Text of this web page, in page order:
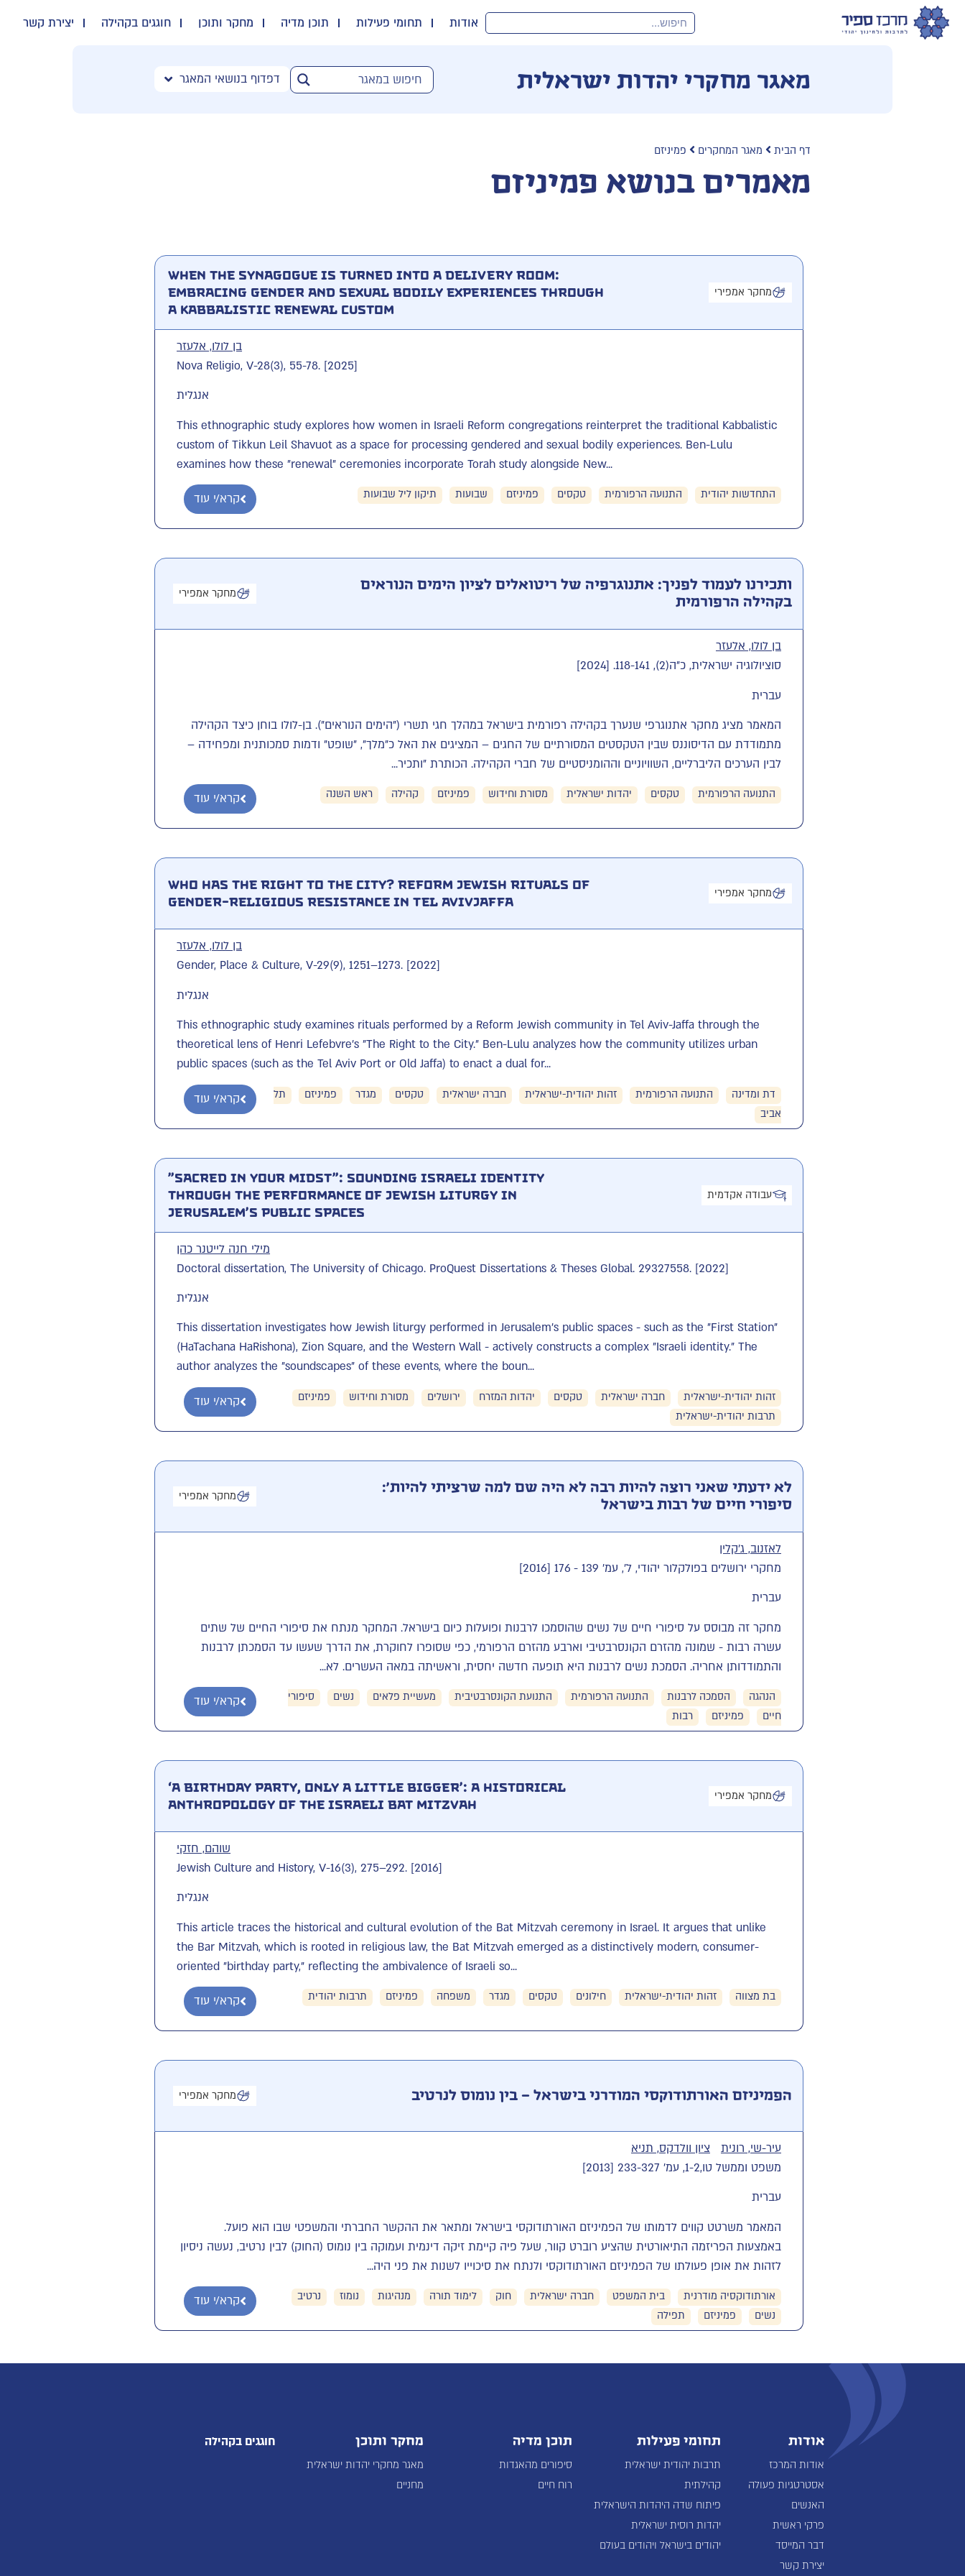
אודות תחומי פעילות תוכן מדיה מחקר ותוכן חוגגים בקהילה יצירת קשר
מאגר מחקרי יהדות ישראלית דפדוף בנושאי המאגר
דף הבית מאגר המחקרים פמיניזם
מאמרים בנושא פמיניזם
When the Synagogue Is Turned into a Delivery Room:
Embracing Gender and Sexual Bodily Experiences through
a Kabbalistic Renewal Custom
מחקר אמפירי
בן לולו, אלעזר
Nova Religio, V-28(3), 55-78. [2025]
אנגלית
This ethnographic study explores how women in Israeli Reform congregations reinterpret the traditional Kabbalistic
custom of Tikkun Leil Shavuot as a space for processing gendered and sexual bodily experiences. Ben-Lulu
examines how these "renewal" ceremonies incorporate Torah study alongside New...
התחדשות יהודית התנועה הרפורמית טקסים פמיניזם שבועות תיקון ליל שבועות קרא/י עוד
ותכירנו לעמוד לפניך: אתנוגרפיה של ריטואלים לציון הימים הנוראים
בקהילה הרפורמית
מחקר אמפירי
בן לולו, אלעזר
סוציולוגיה ישראלית, כ"ה(2), 118-141. [2024]
עברית
המאמר מציג מחקר אתנוגרפי שנערך בקהילה רפורמית בישראל במהלך חגי תשרי ("הימים הנוראים"). בן-לולו בוחן כיצד הקהילה
מתמודדת עם הדיסוננס שבין הטקסטים המסורתיים של החגים – המציגים את האל כ"מלך", "שופט" ודמות סמכותנית ומפחידה –
לבין הערכים הליברליים, השוויוניים וההומניסטיים של חברי הקהילה. הכותרת "ותכיר...
התנועה הרפורמית טקסים יהדות ישראלית מסורת וחידוש פמיניזם קהילה ראש השנה קרא/י עוד
Who has the right to the city? Reform Jewish rituals of
gender-religious resistance in Tel AvivJaffa
מחקר אמפירי
בן לולו, אלעזר
Gender, Place & Culture, V-29(9), 1251–1273. [2022]
אנגלית
This ethnographic study examines rituals performed by a Reform Jewish community in Tel Aviv-Jaffa through the
theoretical lens of Henri Lefebvre’s "The Right to the City." Ben-Lulu analyzes how the community utilizes urban
public spaces (such as the Tel Aviv Port or Old Jaffa) to enact a dual for...
דת ומדינה התנועה הרפורמית זהות יהודית-ישראלית חברה ישראלית טקסים מגדר פמיניזם
תל
אביב
קרא/י עוד
"Sacred in Your Midst": Sounding Israeli Identity
through the Performance of Jewish Liturgy in
Jerusalem's Public Spaces
עבודה אקדמית
מילי חנה לייטנר כהן
Doctoral dissertation, The University of Chicago. ProQuest Dissertations & Theses Global. 29327558. [2022]
אנגלית
This dissertation investigates how Jewish liturgy performed in Jerusalem's public spaces - such as the "First Station"
(HaTachana HaRishona), Zion Square, and the Western Wall - actively constructs a complex "Israeli identity." The
author analyzes the "soundscapes" of these events, where the boun...
זהות יהודית-ישראלית חברה ישראלית טקסים יהדות המזרח ירושלים מסורת וחידוש
פמיניזם
תרבות יהודית-ישראלית
קרא/י עוד
לא ידעתי שאני רוצה להיות רבה לא היה שם למה שרציתי להיות':
סיפורי חיים של רבות בישראל
מחקר אמפירי
לאזנוב, ג'קלין
מחקרי ירושלים בפולקלור יהודי, ל', עמ' 139 - 176 [2016]
עברית
מחקר זה מבוסס על סיפורי חיים של נשים שהוסמכו לרבנות ופועלות כיום בישראל. המחקר מנתח את סיפורי החיים של שתים
עשרה רבות - שמונה מהזרם הקונסרבטיבי וארבע מהזרם הרפורמי, כפי שסופרו לחוקרת, את הדרך שעשו עד הסמכתן לרבנות
והתמודדותן אחריה. הסמכת נשים לרבנות היא תופעה חדשה יחסית, וראשיתה במאה העשרים. לא...
הנהגה הסמכה לרבנות התנועה הרפורמית התנועת הקונסרבטיבית מעשיית פלאים נשים
סיפורי
חיים
פמיניזם רבות
קרא/י עוד
‘A Birthday Party, Only a Little Bigger’: A Historical
Anthropology of the Israeli Bat Mitzvah
מחקר אמפירי
שוהם, חזקי
Jewish Culture and History, V-16(3), 275–292. [2016]
אנגלית
This article traces the historical and cultural evolution of the Bat Mitzvah ceremony in Israel. It argues that unlike
the Bar Mitzvah, which is rooted in religious law, the Bat Mitzvah emerged as a distinctively modern, consumer-
oriented "birthday party," reflecting the ambivalence of Israeli so...
בת מצווה זהות יהודית-ישראלית חילונים טקסים מגדר משפחה פמיניזם תרבות יהודית קרא/י עוד
הפמיניזם האורתודוקסי המודרני בישראל – בין נומוס לנרטיב מחקר אמפירי
עיר-שי, רונית
ציון וולדקס, תניא
משפט וממשל טו,1-2, עמ' 233-327 [2013]
עברית
המאמר משרטט קווים לדמותו של הפמיניזם האורתודוקסי בישראל ומתאר את ההקשר החברתי והמשפטי שבו הוא פועל.
באמצעות הפריזמה התיאורטית שהציע רוברט קוור, שעל פיה קיימת זיקה דינמית ועמוקה בין נומוס (החוק) לבין נרטיב, נעשה ניסיון
לזהות את אופן פעולתו של הפמיניזם האורתודוקסי ולנתח את סיכוייו לשנות את פני היה...
אורתודוקסיה מודרנית בית המשפט חברה ישראלית חוק לימוד תורה מנהיגות נומוז
נרטיב
נשים
פמיניזם תפילה
קרא/י עוד
אודות
אודות המרכז
אסטרטגיות פעולה
האנשים
פרקי ראשית
דבר המייסד
יצירת קשר
תחומי פעילות
תרבות יהודית ישראלית
קהילתית
פיתוח שדה היהדות הישראלית
יהדות רוסית ישראלית
יהודים בישראל ויהודים בעולם
תוכן מדיה
סיפורים מהאגדות
רוח חיים
מחקר ותוכן
מאגר מחקרי יהדות ישראלית
מחניים
חוגגים בקהילה